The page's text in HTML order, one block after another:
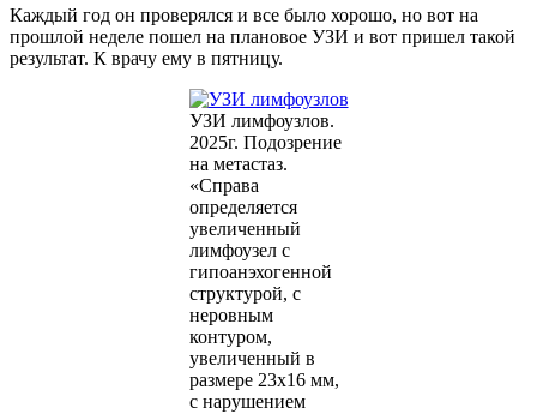
Каждый год он проверялся и все было хорошо, но вот на
прошлой неделе пошел на плановое УЗИ и вот пришел такой
результат. К врачу ему в пятницу.
УЗИ лимфоузлов.
2025г. Подозрение
на метастаз.
«Справа
определяется
увеличенный
лимфоузел с
гипоанэхогенной
структурой, с
неровным
контуром,
увеличенный в
размере 23х16 мм,
с нарушением